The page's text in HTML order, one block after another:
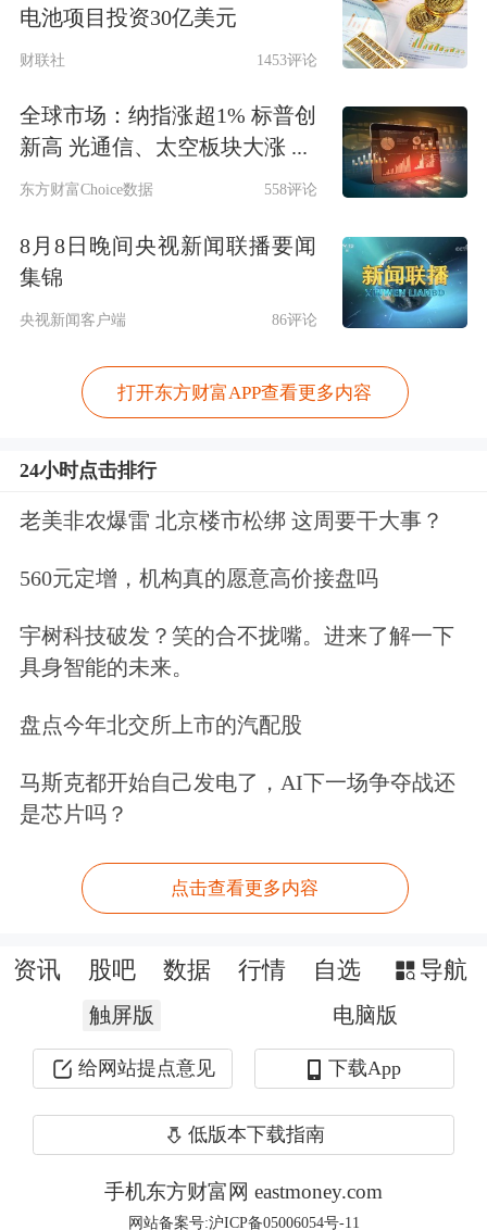
并适时配置。
动加大风险。房地产市场仍有待企稳，
部分行业产能过剩，消费者信心预期偏
力仍然较大。2025年我国对美出口同比
下降至1994年水平，尽管2025年11月份
进入竞争与合作相伴的缓和期，但美国
风险仍不容低估。国际地缘政治冲突潜
在升级仍会制约投资者风险偏好提升。
截至4月8日，百嘉百盛混合近三个月复
权单位净值增长率为-6.12%，位于同类
可比基金566/689；近半年复权单位净
值增长率为-13.38%，位于同类可比基
金637/689；近一年复权单位净值增长
率为35.71%，位于同类可比基金
376/685；近三年复权单位净值增长率
为18.68%，位于同类可比基金
173/417。
电池项目投资30亿美元
财联社 1453评论
全球市场：纳指涨超1% 标普创
新高 光通信、太空板块大涨 ...
东方财富Choice数据 558评论
8月8日晚间央视新闻联播要闻
集锦
央视新闻客户端 86评论
打开东方财富APP查看更多内容
24小时点击排行
老美非农爆雷 北京楼市松绑 这周要干大事？
560元定增，机构真的愿意高价接盘吗
宇树科技破发？笑的合不拢嘴。进来了解一下
具身智能的未来。
盘点今年北交所上市的汽配股
马斯克都开始自己发电了，AI下一场争夺战还
是芯片吗？
点击查看更多内容
资讯 股吧 数据 行情 自选 导航
触屏版 电脑版
给网站提点意见 下载App
低版本下载指南
手机东方财富网 eastmoney.com
网站备案号:沪ICP备05006054号-11